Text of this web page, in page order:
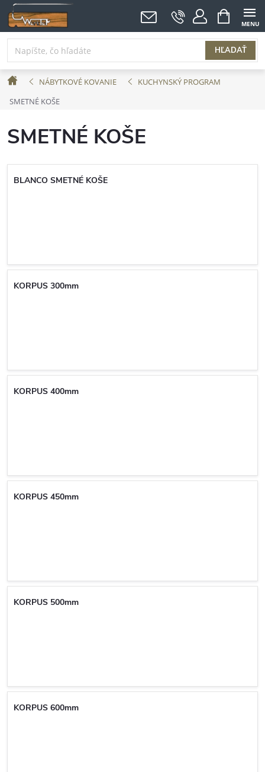
Prejsť
na
obsah
HĽADAŤ
NÁKUPNÝ
KOŠÍK
DomovNÁBYTKOVÉ KOVANIE
KUCHYNSKÝ PROGRAM
SMETNÉ KOŠE
SMETNÉ KOŠE
BLANCO SMETNÉ KOŠE
KORPUS 300mm
KORPUS 400mm
KORPUS 450mm
KORPUS 500mm
KORPUS 600mm